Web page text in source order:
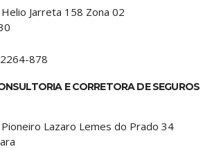
Helio Jarreta 158 Zona 02
878
E CORRETORA DE SEGUROS
Pioneiro Lazaro Lemes do Prado 34